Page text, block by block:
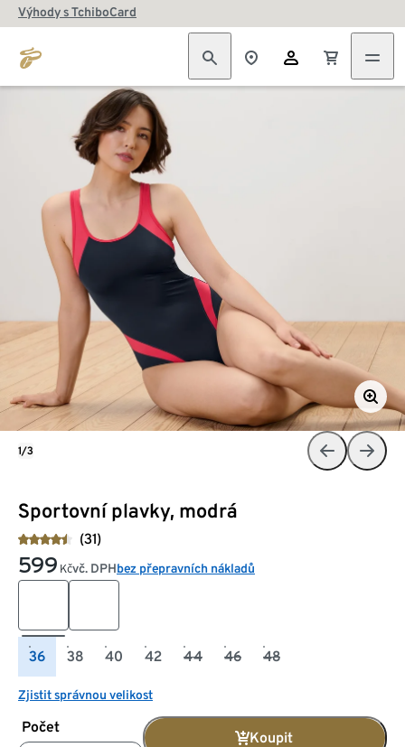
Výhody s TchiboCard
Sportovní plavky, modrá
(31)
599 Kčvč. DPHbez přepravních nákladů
36 38 40 42 44 46 48
Zjistit správnou velikost
Počet
Koupit
1/3